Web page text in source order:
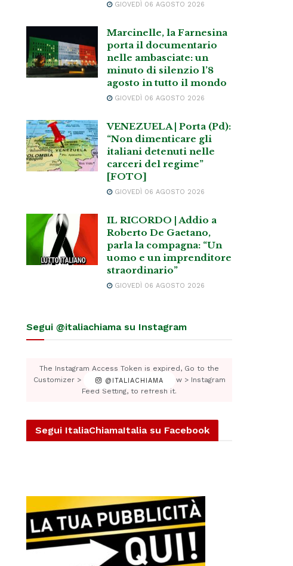
GIOVEDÌ 06 AGOSTO 2026
Marcinelle, la Farnesina
porta il documentario
nelle ambasciate: un
minuto di silenzio l’8
agosto in tutto il mondo
GIOVEDÌ 06 AGOSTO 2026
VENEZUELA | Porta (Pd):
“Non dimenticare gli
italiani detenuti nelle
carceri del regime”
[FOTO]
GIOVEDÌ 06 AGOSTO 2026
IL RICORDO | Addio a
Roberto De Gaetano,
parla la compagna: “Un
uomo e un imprenditore
straordinario”
GIOVEDÌ 06 AGOSTO 2026
Segui @italiachiama su Instagram
@ITALIACHIAMA
The Instagram Access Token is expired, Go to the
Customizer > JNews : Social, Like & View > Instagram
Feed Setting, to refresh it.
Segui ItaliaChiamaItalia su Facebook